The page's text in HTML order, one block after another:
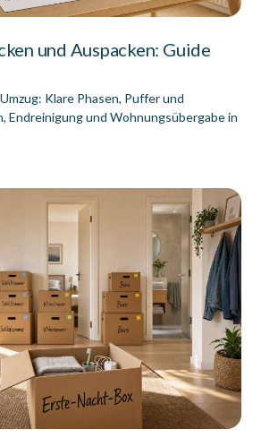
und Auspacken: Guide
Klare Phasen, Puffer und
Endreinigung und Wohnungsübergabe in